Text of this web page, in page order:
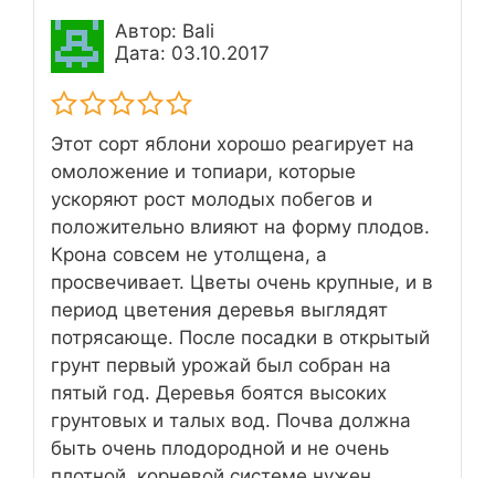
Автор: Bali
Дата: 03.10.2017
Этот сорт яблони хорошо реагирует на
омоложение и топиари, которые
ускоряют рост молодых побегов и
положительно влияют на форму плодов.
Крона совсем не утолщена, а
просвечивает. Цветы очень крупные, и в
период цветения деревья выглядят
потрясающе. После посадки в открытый
грунт первый урожай был собран на
пятый год. Деревья боятся высоких
грунтовых и талых вод. Почва должна
быть очень плодородной и не очень